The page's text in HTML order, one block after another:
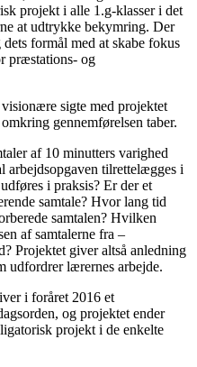
projekt i alle 1.g-klasser i det
at udtrykke bekymring. Der
formål med at skabe fokus
præstations- og
sigte med projektet
gennemførelsen taber.
af 10 minutters varighed
arbejdsopgaven tilrettelægges i
i praksis? Er der et
samtale? Hvor lang tid
samtalen? Hvilken
af samtalerne fra –
Projektet giver altså anledning
udfordrer lærernes arbejde.
i foråret 2016 et
og projektet ender
projekt i de enkelte